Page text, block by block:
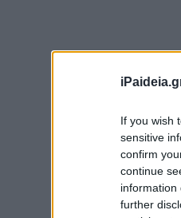
If you wish
sensitive
confirm
continue
information
further